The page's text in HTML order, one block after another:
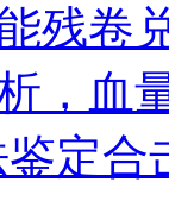
残卷
，血
定